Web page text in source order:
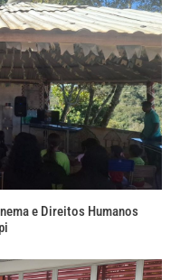
e Direitos Humanos